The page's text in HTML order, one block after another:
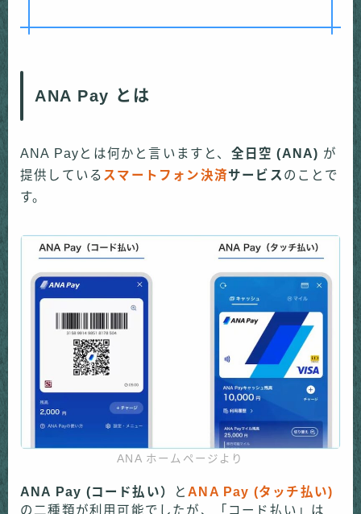
ANA Pay とは
ANA Payとは何かと言いますと、 全日空 (ANA) が
提供している スマートフォン決済サービス のことで
す。
ANA ホームページより
ANA Pay (コード払い） と ANA Pay (タッチ払い)
の二種類が利用可能でしたが、「コード払い」は